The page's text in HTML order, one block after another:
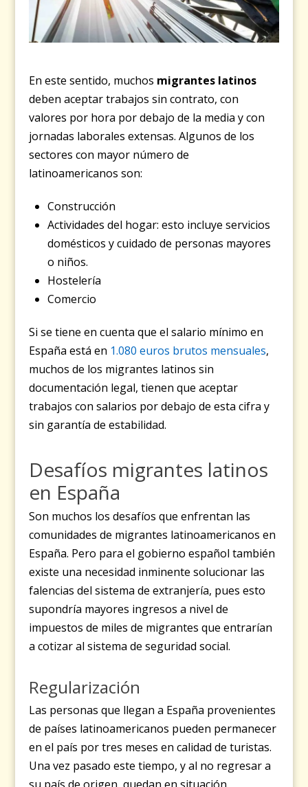
En este sentido, muchos migrantes latinos
deben aceptar trabajos sin contrato, con
valores por hora por debajo de la media y con
jornadas laborales extensas. Algunos de los
sectores con mayor número de
latinoamericanos son:
Construcción
Actividades del hogar: esto incluye servicios
domésticos y cuidado de personas mayores
o niños.
Hostelería
Comercio
Si se tiene en cuenta que el salario mínimo en
España está en 1.080 euros brutos mensuales,
muchos de los migrantes latinos sin
documentación legal, tienen que aceptar
trabajos con salarios por debajo de esta cifra y
sin garantía de estabilidad.
Desafíos migrantes latinos
en España
Son muchos los desafíos que enfrentan las
comunidades de migrantes latinoamericanos en
España. Pero para el gobierno español también
existe una necesidad inminente solucionar las
falencias del sistema de extranjería, pues esto
supondría mayores ingresos a nivel de
impuestos de miles de migrantes que entrarían
a cotizar al sistema de seguridad social.
Regularización
Las personas que llegan a España provenientes
de países latinoamericanos pueden permanecer
en el país por tres meses en calidad de turistas.
Una vez pasado este tiempo, y al no regresar a